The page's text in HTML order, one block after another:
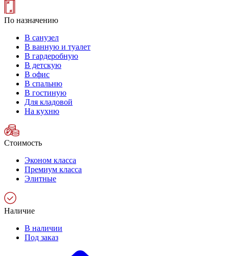
По назначению
В санузел
В ванную и туалет
В гардеробную
В детскую
В офис
В спальню
В гостиную
Для кладовой
На кухню
Стоимость
Эконом класса
Премиум класса
Элитные
Наличие
В наличии
Под заказ